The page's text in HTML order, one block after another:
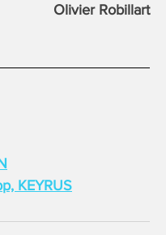
Olivier Robillart
KEYRUS